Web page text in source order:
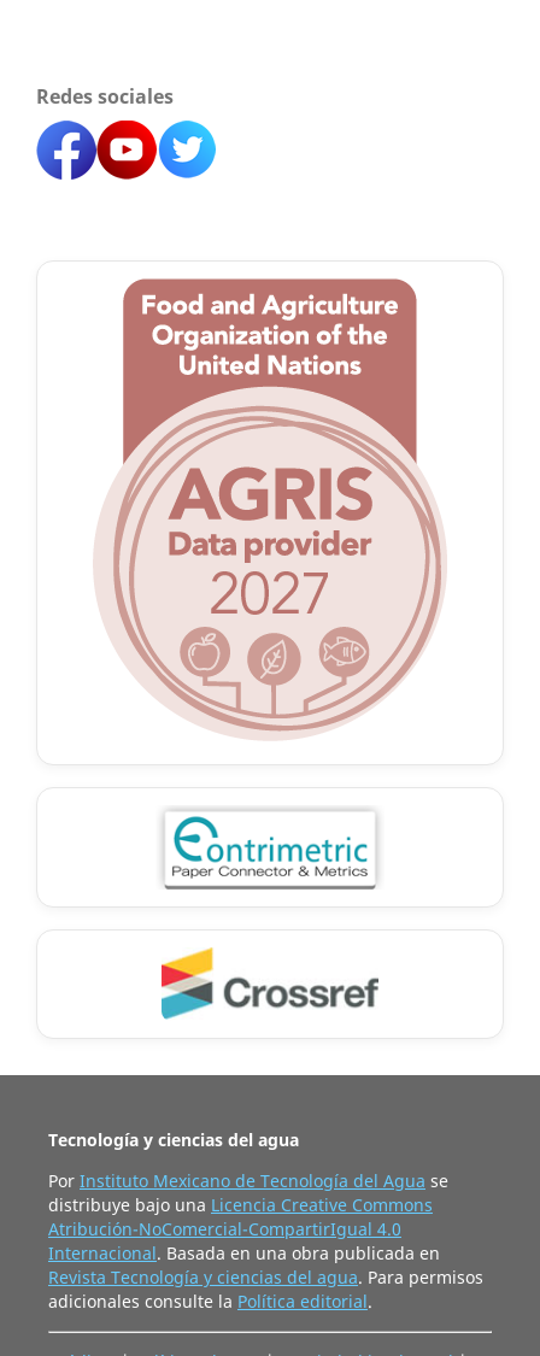
Redes sociales
Tecnología y ciencias del agua
Por Instituto Mexicano de Tecnología del Agua se
distribuye bajo una Licencia Creative Commons
Atribución-NoComercial-CompartirIgual 4.0
Internacional. Basada en una obra publicada en
Revista Tecnología y ciencias del agua. Para permisos
adicionales consulte la Política editorial.